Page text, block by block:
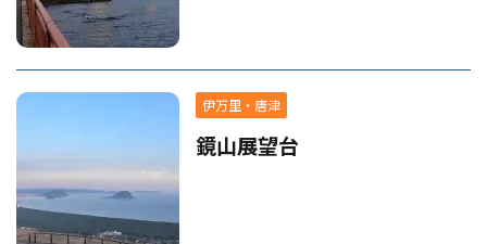
伊万里・唐津
鏡山展望台